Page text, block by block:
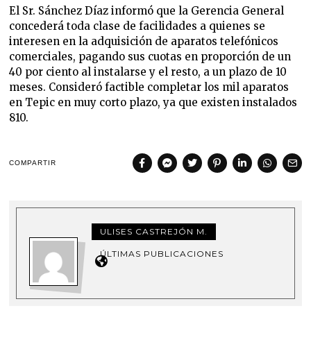
El Sr. Sánchez Díaz informó que la Gerencia General
concederá toda clase de facilidades a quienes se
interesen en la adquisición de aparatos telefónicos
comerciales, pagando sus cuotas en proporción de un
40 por ciento al instalarse y el resto, a un plazo de 10
meses. Consideró factible completar los mil aparatos
en Tepic en muy corto plazo, ya que existen instalados
810.
COMPARTIR
ULISES CASTREJÓN M.
ÚLTIMAS PUBLICACIONES